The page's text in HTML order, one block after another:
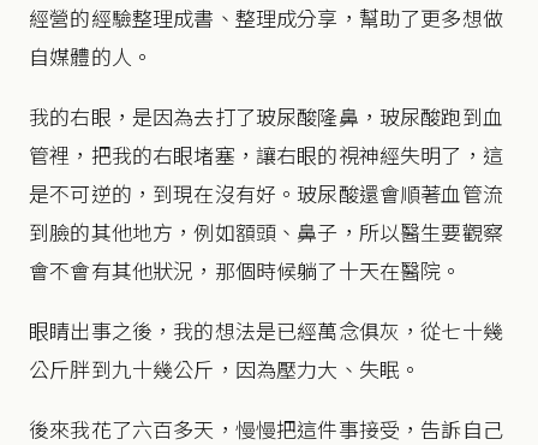
經營的經驗整理成書、整理成分享，幫助了更多想做
自媒體的人。
我的右眼，是因為去打了玻尿酸隆鼻，玻尿酸跑到血
管裡，把我的右眼堵塞，讓右眼的視神經失明了，這
是不可逆的，到現在沒有好。玻尿酸還會順著血管流
到臉的其他地方，例如額頭、鼻子，所以醫生要觀察
會不會有其他狀況，那個時候躺了十天在醫院。
眼睛出事之後，我的想法是已經萬念俱灰，從七十幾
公斤胖到九十幾公斤，因為壓力大、失眠。
後來我花了六百多天，慢慢把這件事接受，告訴自己